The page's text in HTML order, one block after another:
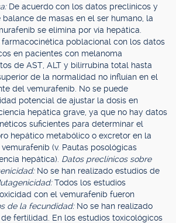
De acuerdo con los datos preclínicos y
de masas en el ser humano, la
se elimina por vía hepática.
farmacocinética poblacional con los datos
en pacientes con melanoma
de AST, ALT y bilirrubina total hasta
de la normalidad no influían en el
del vemurafenib. No se puede
potencial de ajustar la dosis en
hepática grave, ya que no hay datos
suficientes para determinar el
hepático metabólico o excretor en la
(v. Pautas posológicas
hepática). Datos preclínicos sobre
No se han realizado estudios de
Todos los estudios
con el vemurafenib fueron
de la fecundidad: No se han realizado
fertilidad. En los estudios toxicológicos